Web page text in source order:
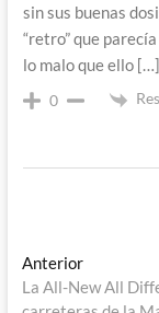
sin sus buenas
“retro” que
lo malo que ello […]
0
Navegación
de
AnteriorEntrada
anterior:
La All-New All